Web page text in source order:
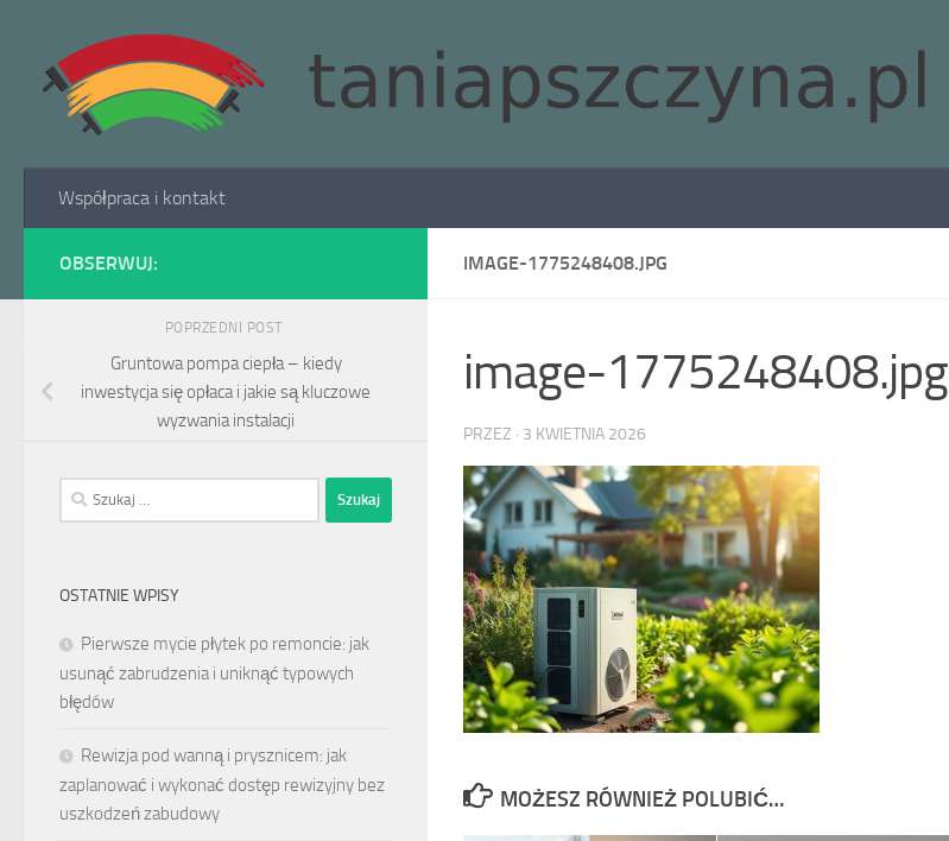
Skip to content
Współpraca i kontakt
IMAGE-1775248408.JPG
image-1775248408.jpg
PRZEZ · 3 KWIETNIA 2026
MOŻESZ RÓWNIEŻ POLUBIĆ…
OBSERWUJ:
POPRZEDNI POST
Gruntowa pompa ciepła – kiedy
inwestycja się opłaca i jakie są kluczowe
wyzwania instalacji
Szukaj:
OSTATNIE WPISY
Pierwsze mycie płytek po remoncie: jak
usunąć zabrudzenia i uniknąć typowych
błędów
Rewizja pod wanną i prysznicem: jak
zaplanować i wykonać dostęp rewizyjny bez
uszkodzeń zabudowy